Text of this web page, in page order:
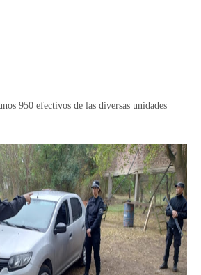
950 efectivos de las diversas unidades